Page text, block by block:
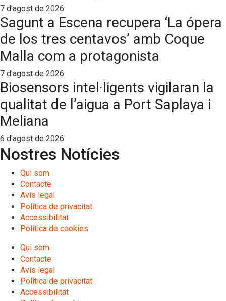
7 d'agost de 2026
Sagunt a Escena recupera ‘La ópera
de los tres centavos’ amb Coque
Malla com a protagonista
7 d'agost de 2026
Biosensors intel·ligents vigilaran la
qualitat de l’aigua a Port Saplaya i
Meliana
6 d'agost de 2026
Nostres Notícies
Qui som
Contacte
Avís legal
Política de privacitat
Accessibilitat
Política de cookies
Qui som
Contacte
Avís legal
Política de privacitat
Accessibilitat